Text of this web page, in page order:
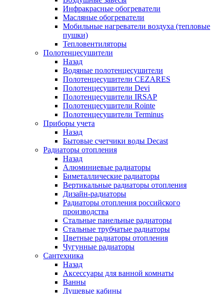
Инфракрасные обогреватели
Масляные обогреватели
Мобильные нагреватели воздуха (тепловые
пушки)
Тепловентиляторы
Полотенцесушители
Назад
Водяные полотенцесушители
Полотенцесушители CEZARES
Полотенцесушители Devi
Полотенцесушители IRSAP
Полотенцесушители Rointe
Полотенцесушители Terminus
Приборы учета
Назад
Бытовые счетчики воды Decast
Радиаторы отопления
Назад
Алюминиевые радиаторы
Биметаллические радиаторы
Вертикальные радиаторы отопления
Дизайн-радиаторы
Радиаторы отопления российского
производства
Стальные панельные радиаторы
Стальные трубчатые радиаторы
Цветные радиаторы отопления
Чугунные радиаторы
Сантехника
Назад
Аксессуары для ванной комнаты
Ванны
Душевые кабины